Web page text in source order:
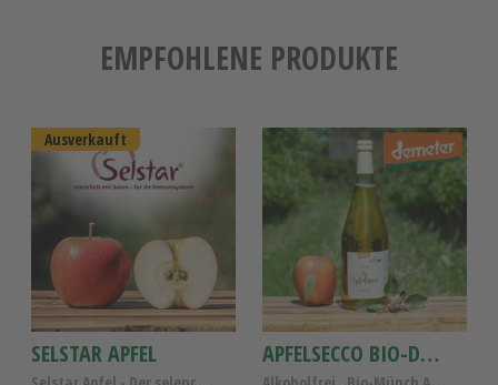
EMPFOHLENE PRODUKTE
Ausverkauft
SELSTAR APFEL APFELSECCO BIO-DEMETER 0,75L